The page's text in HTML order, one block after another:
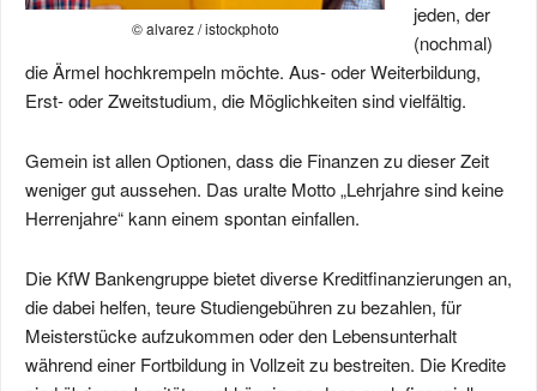
© alvarez / istockphoto
jeden, der
(nochmal)
die Ärmel hochkrempeln möchte. Aus- oder Weiterbildung,
Erst- oder Zweitstudium, die Möglichkeiten sind vielfältig.
Gemein ist allen Optionen, dass die Finanzen zu dieser Zeit
weniger gut aussehen. Das uralte Motto „Lehrjahre sind keine
Herrenjahre“ kann einem spontan einfallen.
Die KfW Bankengruppe bietet diverse Kreditfinanzierungen an,
die dabei helfen, teure Studiengebühren zu bezahlen, für
Meisterstücke aufzukommen oder den Lebensunterhalt
während einer Fortbildung in Vollzeit zu bestreiten. Die Kredite